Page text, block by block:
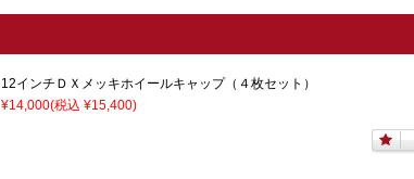
12インチＤＸメッキホイールキャップ（４枚セット）
¥14,000(税込 ¥15,400)